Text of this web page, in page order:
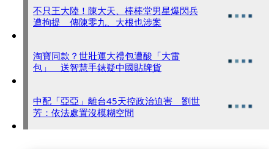
不只王大陸！陳大天、棒棒堂男星爆閃兵
遭拘提 傳陳零九、大根也涉案
淘寶同款？世壯運大禮包遭酸「大雷
包」 送智慧手錶疑中國貼牌貨
中配「亞亞」離台45天控政治迫害 劉世
芳：依法處置沒模糊空間